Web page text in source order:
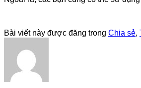
Bài viết này được đăng trong Chia sẻ,